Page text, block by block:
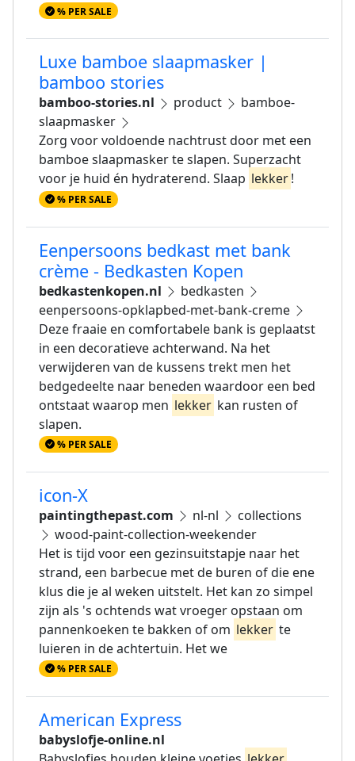
% PER SALE
Luxe bamboe slaapmasker |
bamboo stories
bamboo-stories.nl product
bamboe-
slaapmasker
Zorg voor voldoende nachtrust door met een
bamboe slaapmasker te slapen. Superzacht
voor je huid én hydraterend. Slaap lekker!
% PER SALE
Eenpersoons bedkast met bank
crème - Bedkasten Kopen
bedkastenkopen.nl
bedkasten
eenpersoons-opklapbed-met-bank-creme
Deze fraaie en comfortabele bank is geplaatst
in een decoratieve achterwand. Na het
verwijderen van de kussens trekt men het
bedgedeelte naar beneden waardoor een bed
ontstaat waarop men lekker kan rusten of
slapen.
% PER SALE
icon-X
paintingthepast.com nl-nl
collections
wood-paint-collection-weekender
Het is tijd voor een gezinsuitstapje naar het
strand, een barbecue met de buren of die ene
klus die je al weken uitstelt. Het kan zo simpel
zijn als 's ochtends wat vroeger opstaan om
pannenkoeken te bakken of om lekker te
luieren in de achtertuin. Het we
% PER SALE
American Express
babyslofje-online.nl